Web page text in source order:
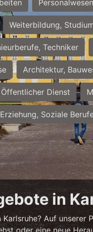
Personalwesen
Weiterbildung,
Techniker
Architektur,
Öffentlicher Dienst
Soziale
in
Auf